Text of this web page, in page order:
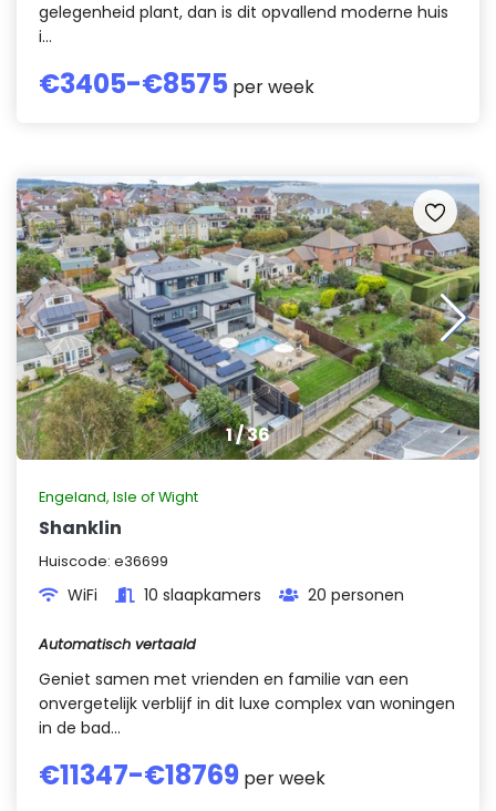
gelegenheid plant, dan is dit opvallend moderne huis
i...
€3405-€8575 per week
1/36
Engeland, Isle of Wight
Shanklin
Huiscode: e36699
WiFi 10 slaapkamers 20 personen
Automatisch vertaald
Geniet samen met vrienden en familie van een
onvergetelijk verblijf in dit luxe complex van woningen
in de bad...
€11347-€18769 per week